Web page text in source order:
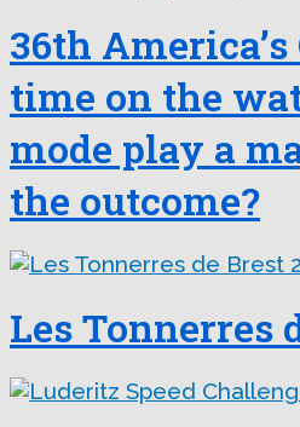
36th
time on the
mode play a
the outcome?
Les Tonnerres